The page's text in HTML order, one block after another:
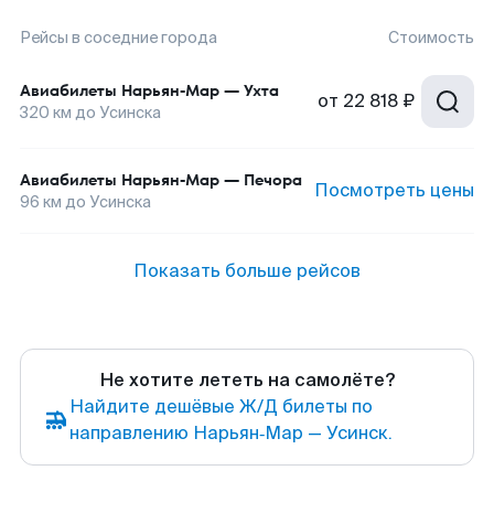
Рейсы в соседние города Стоимость
Авиабилеты Нарьян-Мар — Ухта
320 км до Усинска от 22 818 ₽
Авиабилеты Нарьян-Мар — Печора
96 км до Усинска Посмотреть цены
Показать больше рейсов
Не хотите лететь на самолёте?
Найдите дешёвые Ж/Д билеты по
направлению Нарьян‑Мар — Усинск.